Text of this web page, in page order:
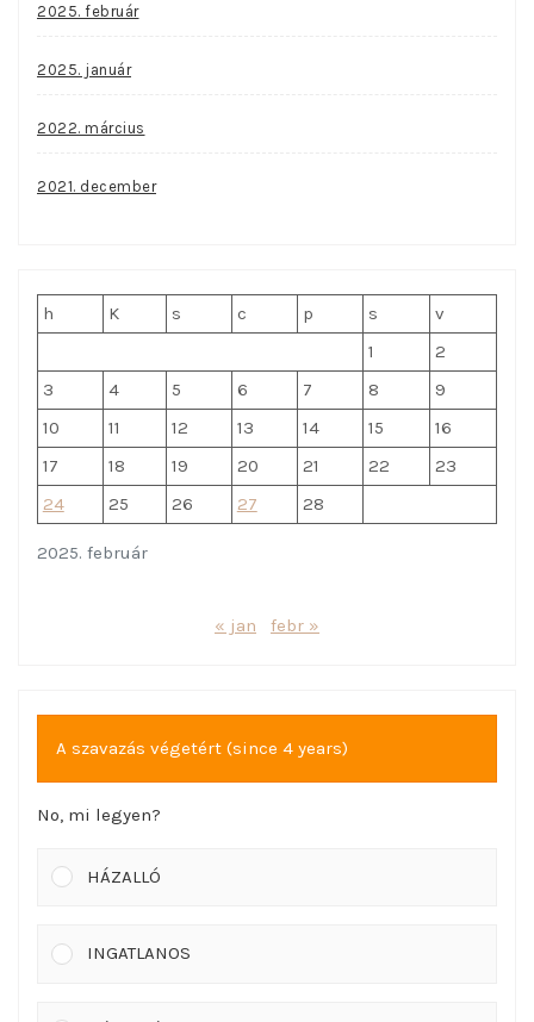
2025. február
2025. január
2022. március
2021. december
2025. február
h K s c p s
v
1
2
3
4 5 6 7 8
9
10
11 12 13 14 15
16
17
18 19 20 21 22
23
24
25 26 27 28
« jan febr »
A szavazás végetért (since 4 years)
No, mi legyen?
HÁZALLÓ
INGATLANOS